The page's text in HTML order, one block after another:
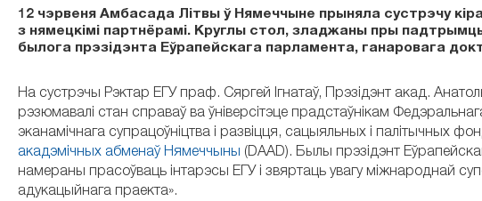
12 чэрвеня Амбасада Літвы ў Нямеччыне прыняла сустрэчу
з нямецкімі партнёрамі. Круглы стол, зладжаны пры
былога прэзідэнта Еўрапейскага парламента, ганаровага
На сустрэчы Рэктар ЕГУ праф. Сяргей Ігнатаў, Прэзідэнт акад.
рэзюмавалі стан справаў ва ўніверсітэце прадстаўнікам
эканамічнага супрацоўніцтва і развіцця, сацыяльных і палітычных
акадэмічных абменаў Нямеччыны (DAAD). Былы прэзідэнт
намераны прасоўваць інтарэсы ЕГУ і звяртаць увагу міжнароднай
адукацыйнага праекта».